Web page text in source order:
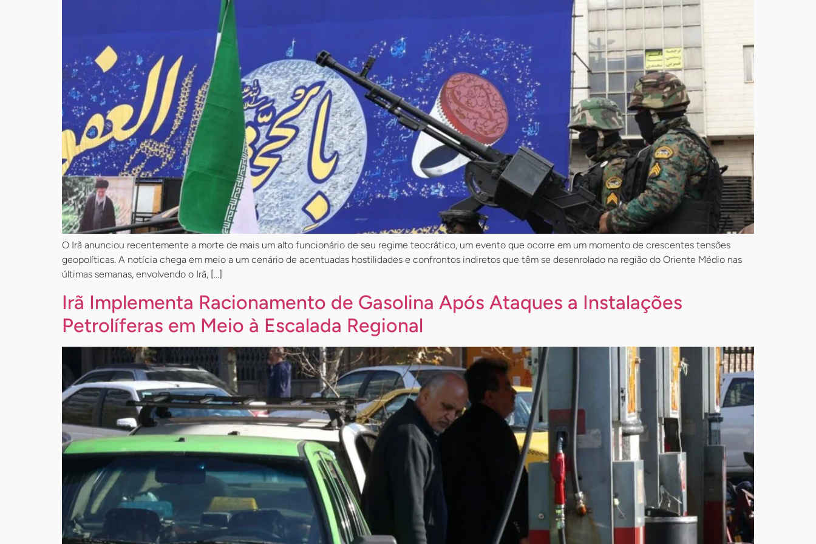
O Irã anunciou recentemente a morte de mais um alto funcionário de seu regime teocrático, um evento que ocorre em um momento de crescentes tensões
geopolíticas. A notícia chega em meio a um cenário de acentuadas hostilidades e confrontos indiretos que têm se desenrolado na região do Oriente Médio nas
últimas semanas, envolvendo o Irã, […]
Irã Implementa Racionamento de Gasolina Após Ataques a Instalações
Petrolíferas em Meio à Escalada Regional